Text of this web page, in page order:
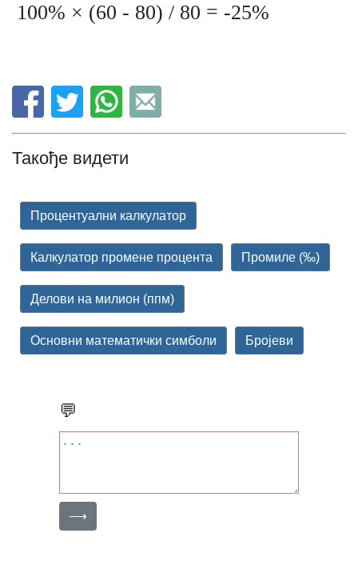
100% × (60 - 80) / 80 = -25%
Такође видети
Процентуални калкулатор
Калкулатор промене процента Промиле (‰)
Делови на милион (ппм)
Основни математички симболи Бројеви
💬
⟶